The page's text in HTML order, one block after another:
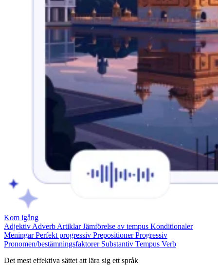
Kom igång
Adjektiv Adverb ArtiklarJämförelse av tempus Konditionaler
MeningarPerfekt progressiv PrepositionerProgressiv
Pronomen/bestämningsfaktorer Substantiv Tempus Verb
Det mest effektiva sättet att lära sig ett språk